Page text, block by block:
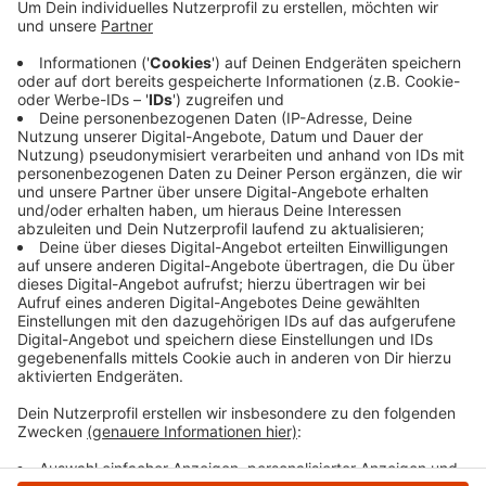
Gemeinsam mit einem Planungsbüro werden
Vorschläge gesammelt, diskutiert und als
Grundlage für die weitere Planung genutzt. Ziel ist
es, den Skatepark attraktiver zu machen und die
Jugendlichen aktiv zu beteiligen. Die Teilnahme ist
kostenlos.
Veröffentlicht:Freitag, 27.06.2025 16:16
Anzeige
Anzeige